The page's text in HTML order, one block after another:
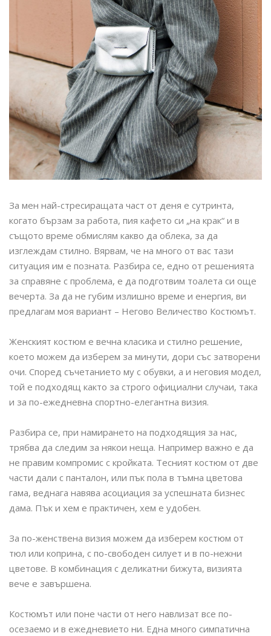
За мен най-стресиращата част от деня е сутринта,
когато бързам за работа, пия кафето си „на крак“ и в
същото време обмислям какво да облека, за да
изглеждам стилно. Вярвам, че на много от вас тази
ситуация им е позната. Разбира се, едно от решенията
за справяне с проблема, е да подготвим тоалета си още
вечерта. За да не губим излишно време и енергия, ви
предлагам моя вариант – Негово Величество Костюмът.
Женският костюм е вечна класика и стилно решение,
което можем да изберем за минути, дори със затворени
очи. Според съчетанието му с обувки, а и неговия модел,
той е подходящ както за строго официални случаи, така
и за по-ежедневна спортно-елегантна визия.
Разбира се, при намирането на подходящия за нас,
трябва да следим за някои неща. Например важно е да
не правим компромис с кройката. Тесният костюм от две
части дали с панталон, или пък пола в тъмна цветова
гама, веднага навява асоциация за успешната бизнес
дама. Пък и хем е практичен, хем е удобен.
За по-женствена визия можем да изберем костюм от
тюл или коприна, с по-свободен силует и в по-нежни
цветове. В комбинация с деликатни бижута, визията
вече е завършена.
Костюмът или поне части от него навлизат все по-
осезаемо и в ежедневието ни. Една много симпатична